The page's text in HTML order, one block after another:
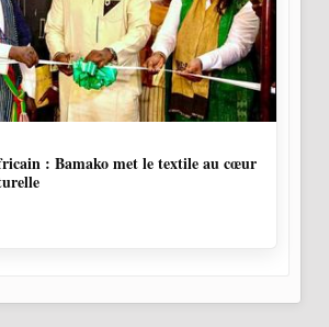
: Bamako met le textile au cœur